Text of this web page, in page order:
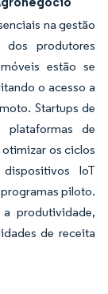
na gestão
produtores
estão se
o acesso a
Startups de
plataformas de
otimizar os ciclos
IoT
piloto.
produtividade,
de receita